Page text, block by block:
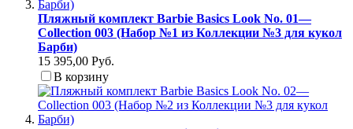
Пляжный комплект Barbie Basics Look No. 01—
Collection 003 (Набор №1 из Коллекции №3 для кукол
Барби)
15 395,00 Руб.
В корзину